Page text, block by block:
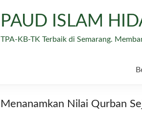
PAUD ISLAM
TPA-KB-TK Terbaik di Semarang.
Menanamkan Nilai Qurban